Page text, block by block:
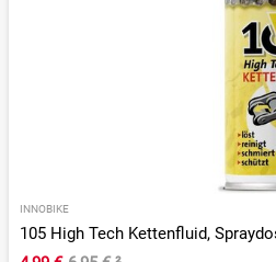
INNOBIKE
105 High Tech Kettenfluid,